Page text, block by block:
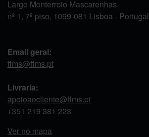
Largo Monterroio Mascarenhas,
nº 1, 7º piso, 1099-081 Lisboa - Portugal
Email geral:
ffms@ffms.pt
Livraria:
apoioaocliente@ffms.pt
+351 219 381 223
Ver no mapa